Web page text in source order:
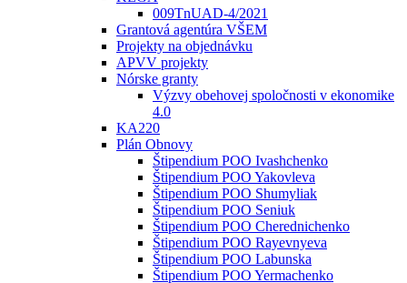
009TnUAD-4/2021
Grantová agentúra VŠEM
Projekty na objednávku
APVV projekty
Nórske granty
Výzvy obehovej spoločnosti v ekonomike
4.0
KA220
Plán Obnovy
Štipendium POO Ivashchenko
Štipendium POO Yakovleva
Štipendium POO Shumyliak
Štipendium POO Seniuk
Štipendium POO Cherednichenko
Štipendium POO Rayevnyeva
Štipendium POO Labunska
Štipendium POO Yermachenko